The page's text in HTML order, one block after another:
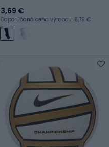
3,69 €
Odporúčaná cena výrobcu: 6,79 €